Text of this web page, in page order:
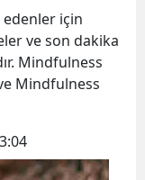
için
ve son dakika
Mindfulness
Mindfulness